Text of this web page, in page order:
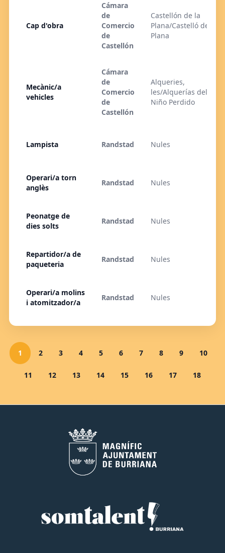
Cap d'obra
Cámara
de
Comercio
de
Castellón
Castellón de la
Plana/Castelló de la
Plana
Mecànic/a
vehicles
Cámara
de
Comercio
de
Castellón
Alqueries,
les/Alquerías del
Niño Perdido
Lampista Randstad Nules
Operari/a torn
anglès
Randstad Nules
Peonatge de
dies solts
Randstad Nules
Repartidor/a de
paqueteria
Randstad Nules
Operari/a molins
i atomitzador/a
Randstad Nules
1 2 3 4 5 6 7 8 9 10
11 12 13 14 15 16 17 18